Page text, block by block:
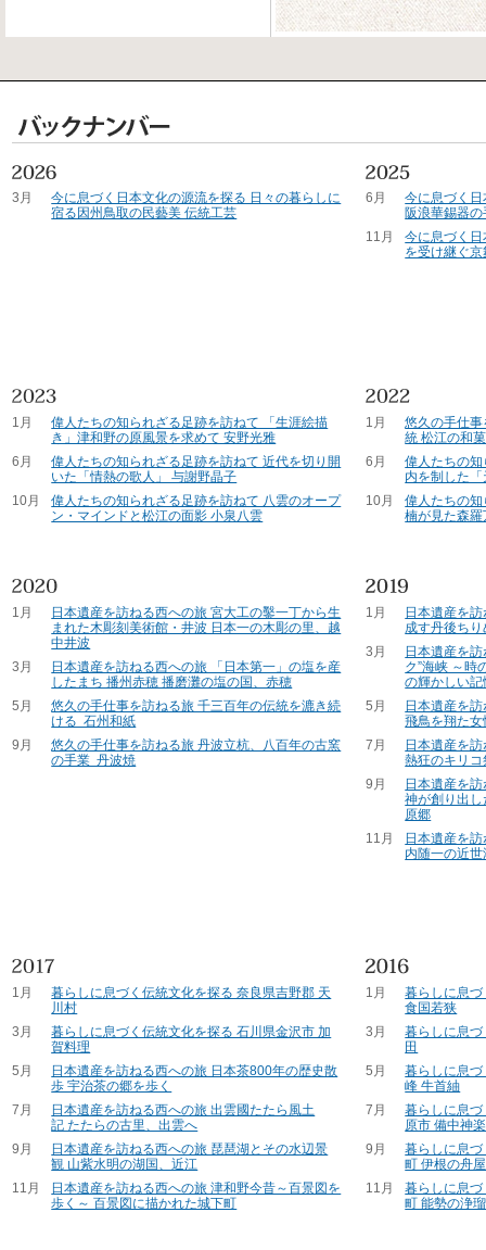
3月
今に息づく日本文化の源流を探る 日々の暮らしに
宿る因州鳥取の民藝美 伝統工芸
6月
今に息づく
阪浪華錫器
11月
今に息づく
を受け継ぐ
1月
偉人たちの知られざる足跡を訪ねて 「生涯絵描
き」津和野の原風景を求めて 安野光雅
6月
偉人たちの知られざる足跡を訪ねて 近代を切り開
いた「情熱の歌人」 与謝野晶子
10月
偉人たちの知られざる足跡を訪ねて 八雲のオープ
ン・マインドと松江の面影 小泉八雲
1月
悠久の手仕
統 松江の和
6月
偉人たちの
内を制した
10月
偉人たちの
楠が見た森
1月
日本遺産を訪ねる西への旅 宮大工の鑿一丁から生
まれた木彫刻美術館・井波 日本一の木彫の里、越
中井波
3月
日本遺産を訪ねる西への旅 「日本第一」の塩を産
したまち 播州赤穂 播磨灘の塩の国、赤穂
5月
悠久の手仕事を訪ねる旅 千三百年の伝統を漉き続
ける 石州和紙
9月
悠久の手仕事を訪ねる旅 丹波立杭、八百年の古窯
の手業 丹波焼
1月
日本遺産を
成す丹後ち
3月
日本遺産を
ク”海峡 ～時
の輝かしい記
5月
日本遺産を
飛鳥を翔た
7月
日本遺産を
熱狂のキリ
9月
日本遺産を
神が創り出
原郷
11月
日本遺産を
内随一の近
1月
暮らしに息づく伝統文化を探る 奈良県吉野郡 天
川村
3月
暮らしに息づく伝統文化を探る 石川県金沢市 加
賀料理
5月
日本遺産を訪ねる西への旅 日本茶800年の歴史散
歩 宇治茶の郷を歩く
7月
日本遺産を訪ねる西への旅 出雲國たたら風土
記 たたらの古里、出雲へ
9月
日本遺産を訪ねる西への旅 琵琶湖とその水辺景
観 山紫水明の湖国、近江
11月
日本遺産を訪ねる西への旅 津和野今昔～百景図を
歩く～ 百景図に描かれた城下町
1月
暮らしに息
食国若狭
3月
暮らしに息
田
5月
暮らしに息
峰 牛首紬
7月
暮らしに息
原市 備中神楽
9月
暮らしに息
町 伊根の舟屋
11月
暮らしに息
町 能勢の浄